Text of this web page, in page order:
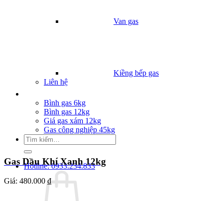
Van gas
Kiềng bếp gas
Liên hệ
Bình gas 6kg
Bình gas 12kg
Giá gas xám 12kg
Gas công nghiệp 45kg
Tìm
kiếm:
Hotline: 0933.234.833
Gas Dầu Khí Xanh 12kg
Giá: 480.000 ₫